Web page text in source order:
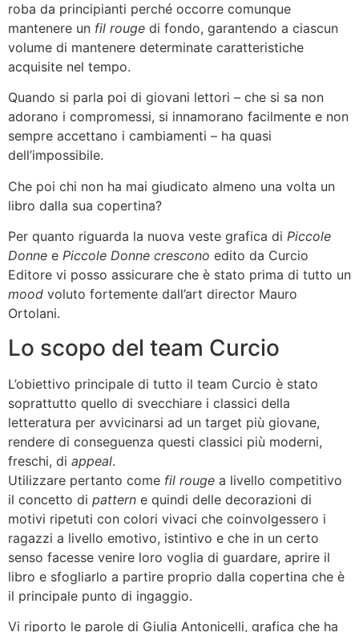
roba da principianti perché occorre comunque
mantenere un fil rouge di fondo, garantendo a ciascun
volume di mantenere determinate caratteristiche
acquisite nel tempo.
Quando si parla poi di giovani lettori – che si sa non
adorano i compromessi, si innamorano facilmente e non
sempre accettano i cambiamenti – ha quasi
dell’impossibile.
Che poi chi non ha mai giudicato almeno una volta un
libro dalla sua copertina?
Per quanto riguarda la nuova veste grafica di Piccole
Donne e Piccole Donne crescono edito da Curcio
Editore vi posso assicurare che è stato prima di tutto un
mood voluto fortemente dall’art director Mauro
Ortolani.
Lo scopo del team Curcio
L’obiettivo principale di tutto il team Curcio è stato
soprattutto quello di svecchiare i classici della
letteratura per avvicinarsi ad un target più giovane,
rendere di conseguenza questi classici più moderni,
freschi, di appeal.
Utilizzare pertanto come fil rouge a livello competitivo
il concetto di pattern e quindi delle decorazioni di
motivi ripetuti con colori vivaci che coinvolgessero i
ragazzi a livello emotivo, istintivo e che in un certo
senso facesse venire loro voglia di guardare, aprire il
libro e sfogliarlo a partire proprio dalla copertina che è
il principale punto di ingaggio.
Vi riporto le parole di Giulia Antonicelli, grafica che ha